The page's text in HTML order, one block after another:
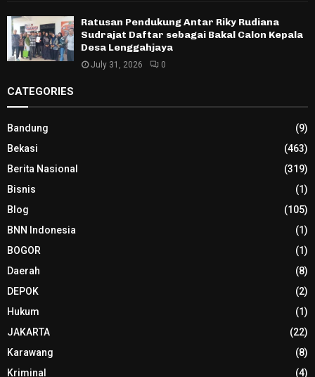
Ratusan Pendukung Antar Riky Rudiana
Sudrajat Daftar sebagai Bakal Calon Kepala
Desa Lenggahjaya
July 31, 2026 0
CATEGORIES
Bandung
(9)
Bekasi
(463)
Berita Nasional
(319)
Bisnis
(1)
Blog
(105)
BNN Indonesia
(1)
BOGOR
(1)
Daerah
(8)
DEPOK
(2)
Hukum
(1)
JAKARTA
(22)
Karawang
(8)
Kriminal
(4)